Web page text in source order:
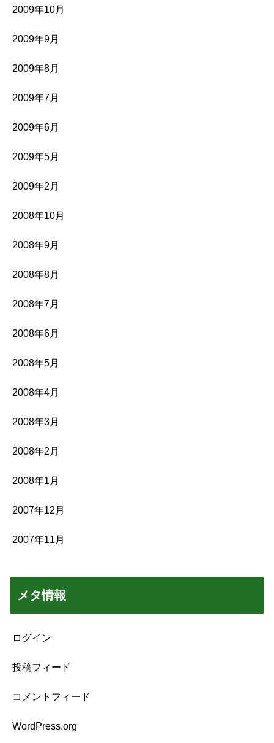
2009年10月
2009年9月
2009年8月
2009年7月
2009年6月
2009年5月
2009年2月
2008年10月
2008年9月
2008年8月
2008年7月
2008年6月
2008年5月
2008年4月
2008年3月
2008年2月
2008年1月
2007年12月
2007年11月
メタ情報
ログイン
投稿フィード
コメントフィード
WordPress.org